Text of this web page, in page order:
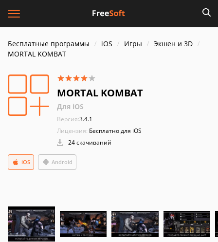
Бесплатные программы iOS Игры
Экшен и 3D
MORTAL KOMBAT
MORTAL KOMBAT
Для iOS
Версия:3.4.1
Лицензия: Бесплатно для iOS
24 скачиваний
Android
iOS